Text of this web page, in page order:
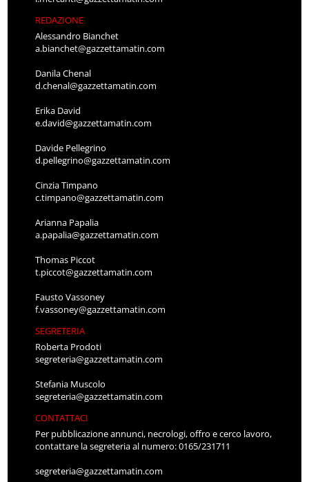
REDAZIONE
Alessandro Bianchet
a.bianchet@gazzettamatin.com
Danila Chenal
d.chenal@gazzettamatin.com
Erika David
e.david@gazzettamatin.com
Davide Pellegrino
d.pellegrino@gazzettamatin.com
Cinzia Timpano
c.timpano@gazzettamatin.com
Arianna Papalia
a.papalia@gazzettamatin.com
Thomas Piccot
t.piccot@gazzettamatin.com
Fausto Vassoney
f.vassoney@gazzettamatin.com
SEGRETERIA
Roberta Prodoti
segreteria@gazzettamatin.com
Stefania Muscolo
segreteria@gazzettamatin.com
CONTATTACI
Per pubblicazione annunci, necrologi, offro e cerco lavoro,
contattare la segreteria al numero: 0165/231711
segreteria@gazzettamatin.com